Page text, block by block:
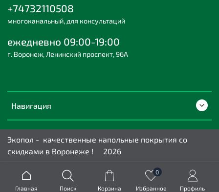
Навигация
+74732110508
многоканальный, для консультаций
ежедневно 09:00-19:00
г. Воронеж, Ленинский проспект, 96А
Экопол - качественные напольные покрытия со
скидками в Воронеже ! 2026
Главная Поиск Корзина
0
Избранное Профиль